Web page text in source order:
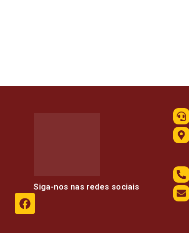
Siga-nos nas redes sociais